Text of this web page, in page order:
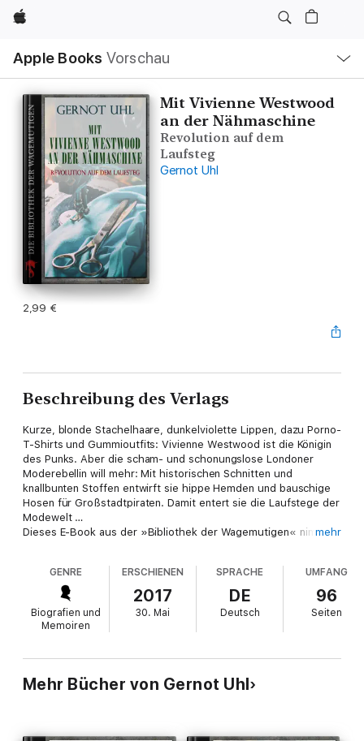
Apple
Apple Books Vorschau
Navigation
Menü
öffnen
Mit Vivienne Westwood
an der Nähmaschine
Revolution auf dem
Laufsteg
Gernot Uhl
2,99 €
Beschreibung des Verlags
Kurze, blonde Stachelhaare, dunkelviolette Lippen, dazu Porno-
T-Shirts und Gummioutfits: Vivienne Westwood ist die Königin
des Punks. Aber die scham- und schonungslose Londoner
Moderebellin will mehr: Mit historischen Schnitten und
knallbunten Stoffen entwirft sie hippe Hemden und bauschige
Hosen für Großstadtpiraten. Damit entert sie die Laufstege der
Modewelt …
Dieses E-Book aus der »Bibliothek der Wagemutigen« nimmt
folgen Sie der Teenagerin ins pulsierende London. Erleben Sie,
wie sich die junge Mutter aus allen bürgerlichen Fesseln löst
und als Tabubruch-Schneiderin die rebellischen Punker mit
schockierenden Klamotten versorgt. Folgen sie der weltweit
gefeierten Mode-Designerin nach Paris und Mailand und
mehr
GENRE
Biografien und
Memoiren
ERSCHIENEN
2017
30. Mai
SPRACHE
DE
Deutsch
UMFANG
96
Seiten
Mehr Bücher von Gernot Uhl